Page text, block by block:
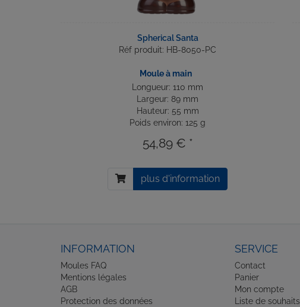
Spherical Santa
Réf produit: HB-8050-PC
Moule à main
Longueur: 110 mm
Largeur: 89 mm
Hauteur: 55 mm
Poids environ: 125 g
54,89 € *
plus d'information
INFORMATION
Moules FAQ
Mentions légales
AGB
Protection des données
SERVICE
Contact
Panier
Mon compte
Liste de souhaits